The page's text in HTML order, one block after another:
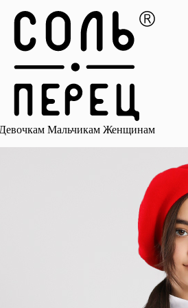
Девочкам Мальчикам Женщинам
Мальчикам Женщинам
Брюки для
Платья и сарафаны Юбки